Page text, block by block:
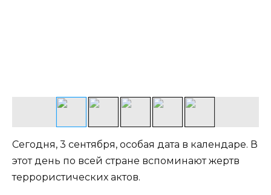
Сегодня, 3 сентября, особая дата в календаре. В
этот день по всей стране вспоминают жертв
террористических актов.